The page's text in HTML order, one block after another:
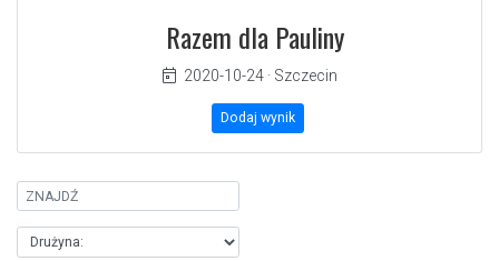
Razem dla Pauliny
2020-10-24· Szczecin
Dodaj wynik